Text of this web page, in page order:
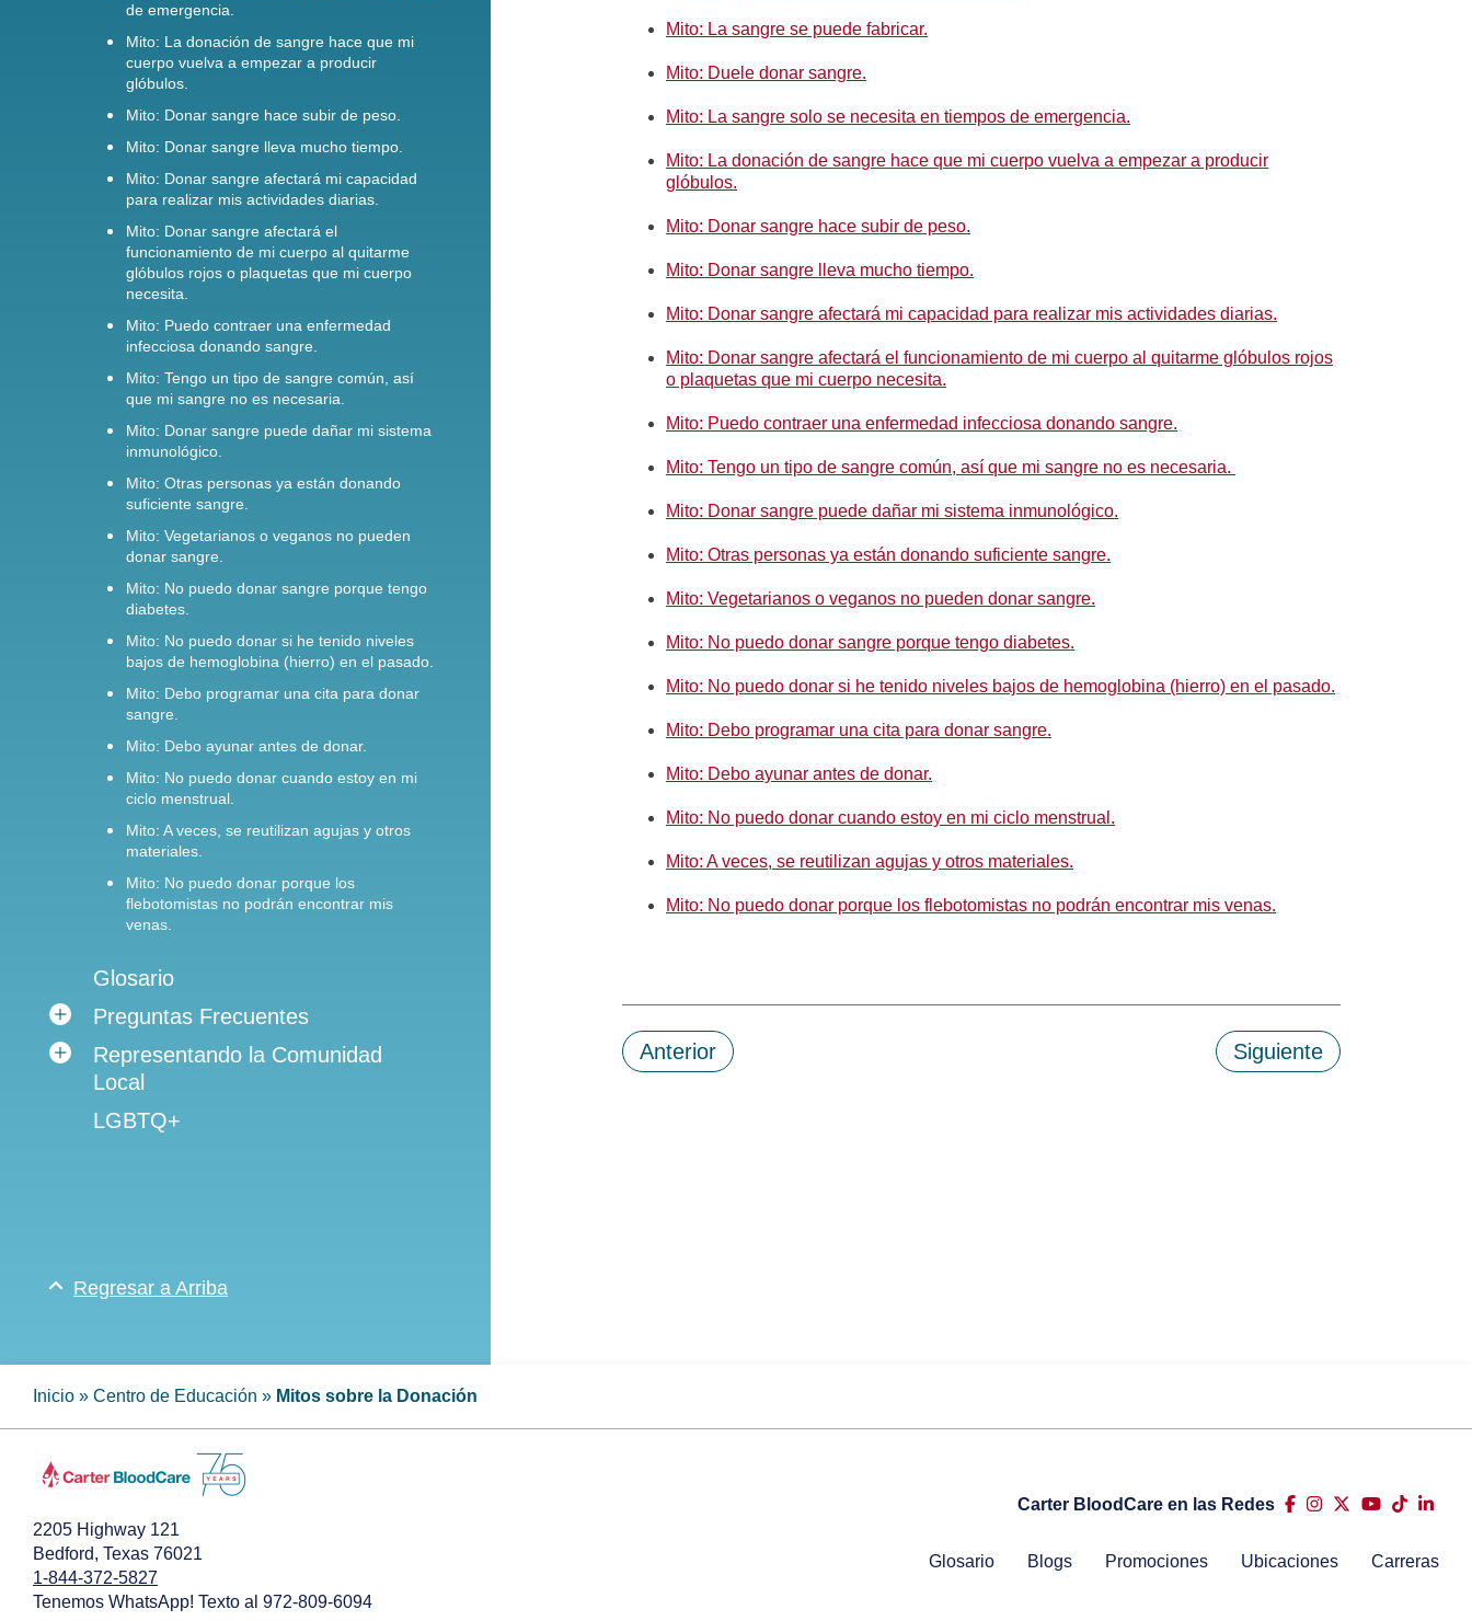
de emergencia.
Mito: La donación de sangre hace que mi
cuerpo vuelva a empezar a producir
glóbulos.
Mito: Donar sangre hace subir de peso.
Mito: Donar sangre lleva mucho tiempo.
Mito: Donar sangre afectará mi capacidad
para realizar mis actividades diarias.
Mito: Donar sangre afectará el
funcionamiento de mi cuerpo al quitarme
glóbulos rojos o plaquetas que mi cuerpo
necesita.
Mito: Puedo contraer una enfermedad
infecciosa donando sangre.
Mito: Tengo un tipo de sangre común, así
que mi sangre no es necesaria.
Mito: Donar sangre puede dañar mi sistema
inmunológico.
Mito: Otras personas ya están donando
suficiente sangre.
Mito: Vegetarianos o veganos no pueden
donar sangre.
Mito: No puedo donar sangre porque tengo
diabetes.
Mito: No puedo donar si he tenido niveles
bajos de hemoglobina (hierro) en el pasado.
Mito: Debo programar una cita para donar
sangre.
Mito: Debo ayunar antes de donar.
Mito: No puedo donar cuando estoy en mi
ciclo menstrual.
Mito: A veces, se reutilizan agujas y otros
materiales.
Mito: No puedo donar porque los
flebotomistas no podrán encontrar mis
venas.
Glosario
Preguntas Frecuentes
Representando la Comunidad
Local
LGBTQ+
Regresar a Arriba
Mito: La sangre se puede fabricar.
Mito: Duele donar sangre.
Mito: La sangre solo se necesita en tiempos de emergencia.
Mito: La donación de sangre hace que mi cuerpo vuelva a empezar a producir
glóbulos.
Mito: Donar sangre hace subir de peso.
Mito: Donar sangre lleva mucho tiempo.
Mito: Donar sangre afectará mi capacidad para realizar mis actividades diarias.
Mito: Donar sangre afectará el funcionamiento de mi cuerpo al quitarme glóbulos rojos
o plaquetas que mi cuerpo necesita.
Mito: Puedo contraer una enfermedad infecciosa donando sangre.
Mito: Tengo un tipo de sangre común, así que mi sangre no es necesaria.
Mito: Donar sangre puede dañar mi sistema inmunológico.
Mito: Otras personas ya están donando suficiente sangre.
Mito: Vegetarianos o veganos no pueden donar sangre.
Mito: No puedo donar sangre porque tengo diabetes.
Mito: No puedo donar si he tenido niveles bajos de hemoglobina (hierro) en el pasado.
Mito: Debo programar una cita para donar sangre.
Mito: Debo ayunar antes de donar.
Mito: No puedo donar cuando estoy en mi ciclo menstrual.
Mito: A veces, se reutilizan agujas y otros materiales.
Mito: No puedo donar porque los flebotomistas no podrán encontrar mis venas.
Anterior Siguiente
Inicio » Centro de Educación » Mitos sobre la Donación
2205 Highway 121
Bedford, Texas 76021
1-844-372-5827
Tenemos WhatsApp! Texto al 972-809-6094
Carter BloodCare en las Redes
Glosario Blogs Promociones Ubicaciones Carreras